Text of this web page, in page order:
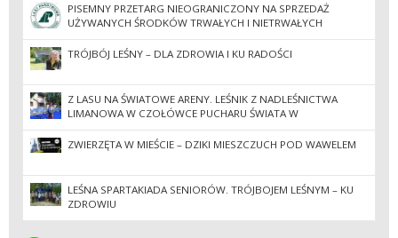
PISEMNY PRZETARG NIEOGRANICZONY NA SPRZEDAŻ
UŻYWANYCH ŚRODKÓW TRWAŁYCH I NIETRWAŁYCH
(DRUKARKI).
TRÓJBÓJ LEŚNY – DLA ZDROWIA I KU RADOŚCI
Z LASU NA ŚWIATOWE ARENY. LEŚNIK Z NADLEŚNICTWA
LIMANOWA W CZOŁÓWCE PUCHARU ŚWIATA W
PARATRIATLONIE
ZWIERZĘTA W MIEŚCIE – DZIKI MIESZCZUCH POD WAWELEM
LEŚNA SPARTAKIADA SENIORÓW. TRÓJBOJEM LEŚNYM – KU
ZDROWIU